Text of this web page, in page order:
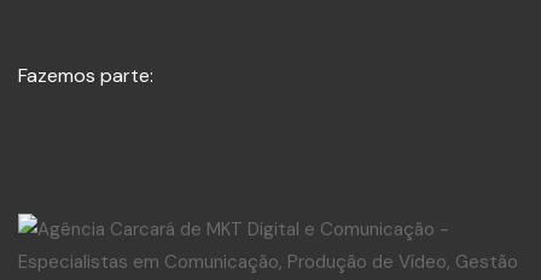
Fazemos parte: